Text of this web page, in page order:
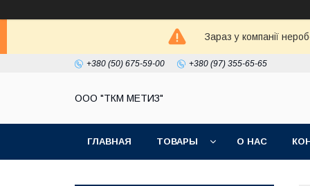
Зараз у компанії
+380 (50) 675-59-00 +380 (97) 355-65-65
ООО "ТКМ МЕТИЗ"
ГЛАВНАЯ ТОВАРЫ О НАС